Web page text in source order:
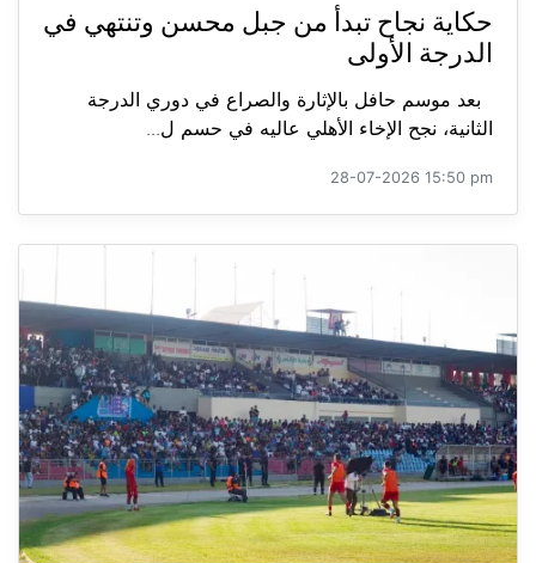
حكاية نجاح تبدأ من جبل محسن وتنتهي في
الدرجة الأولى
بعد موسم حافل بالإثارة والصراع في دوري الدرجة
الثانية، نجح الإخاء الأهلي عاليه في حسم ل...
28-07-2026 15:50 pm